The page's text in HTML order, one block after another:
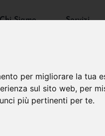
per migliorare la tua
sul sito web, per
più pertinenti per te.
Chi Siamo Servizi